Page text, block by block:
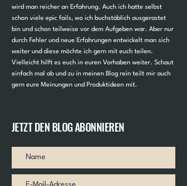
wird man reicher an Erfahrung. Auch ich hatte selbst
schon viele epic fails, wo ich buchstäblich ausgerastet
bin und schon teilweise vor dem Aufgeben war. Aber nur
durch Fehler und neue Erfahrungen entwickelt man sich
weiter und diese möchte ich gern mit euch teilen.
Vielleicht hilft es euch in euren Vorhaben weiter. Schaut
einfach mal ab und zu in meinen Blog rein teilt mir auch
gern eure Meinungen und Produktideen mit.
JETZT DEN BLOG ABONNIEREN